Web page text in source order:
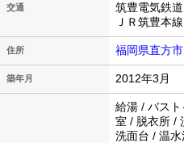
交通
筑豊電気鉄
ＪＲ筑豊本
住所 福岡県直方
築年月 2012年3月
給湯 / バス
室 / 脱衣所 /
洗面台 / 温